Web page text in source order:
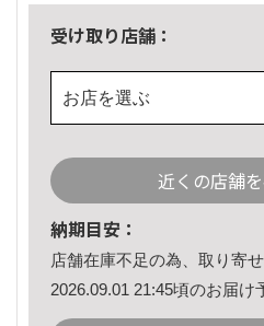
受け取り店舗：
お店を選ぶ
近くの店舗
納期目安：
店舗在庫不足の為、取り寄
2026.09.01 21:45頃のお届け